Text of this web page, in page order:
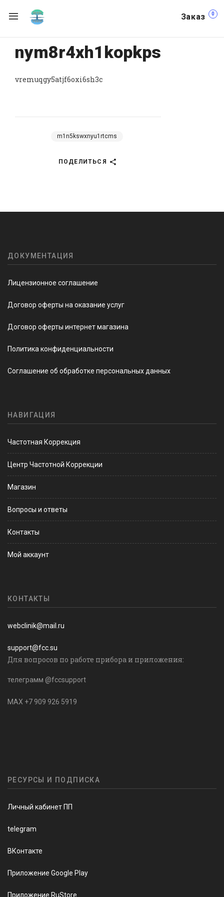
Заказ 0
nym8r4xh1kopkps
vremuqgy5atjf6oxi6sh3c
m1n5kswxnyu1rtcms
ПОДЕЛИТЬСЯ
ДОКУМЕНТАЦИЯ
Лицензионное соглашение
Договор оферты на оказание услуг
Договор оферты интернет магазина
Политика конфиденциальности
Соглашение об обработке персональных данных
НАВИГАЦИЯ
Частотная Коррекция
Центр Частотной Коррекции
Магазин
Вопросы и ответы
Контакты
Мой аккаунт
КОНТАКТЫ
webclinik@mail.ru
support@fcc.su
Для вопросов по работе прибора и приложения:
телеграмм @fccsupport
MAX +7 909 926 5919
РЕСУРСЫ И ПОДПИСКА
Личный кабинет ПП
telegram
ВКонтакте
Приложение Google Play
Приложение RuStore